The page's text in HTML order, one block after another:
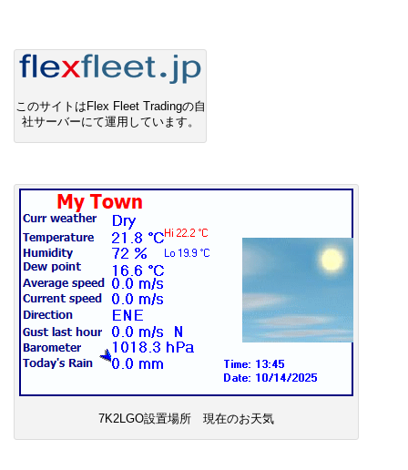
このサイトはFlex Fleet Tradingの自
社サーバーにて運用しています。
7K2LGO設置場所 現在のお天気